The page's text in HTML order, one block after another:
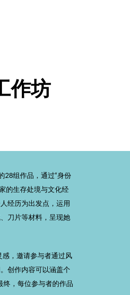
作坊
28组作品，通过“身份
的生存处境与文化经
经历为出发点，运用
刀片等材料，呈现她
感，邀请参与者通过风
创作内容可以涵盖个
终，每位参与者的作品